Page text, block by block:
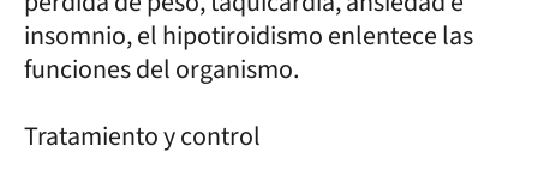
insomnio, el hipotiroidismo enlentece las
funciones del organismo.
Tratamiento y control